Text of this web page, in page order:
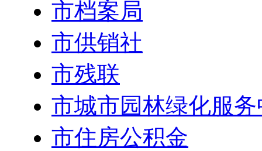
市档案局
市供销社
市残联
市城市园林绿化服
市住房公积金